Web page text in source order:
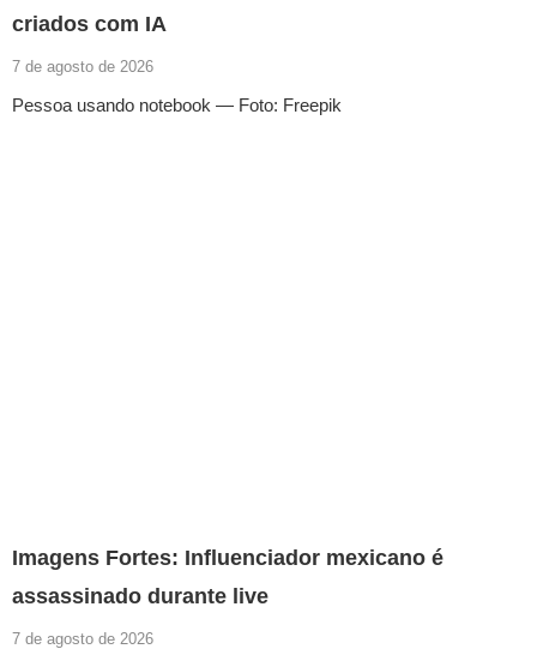
criados com IA
7 de agosto de 2026
Pessoa usando notebook — Foto: Freepik
Imagens Fortes: Influenciador mexicano é
assassinado durante live
7 de agosto de 2026